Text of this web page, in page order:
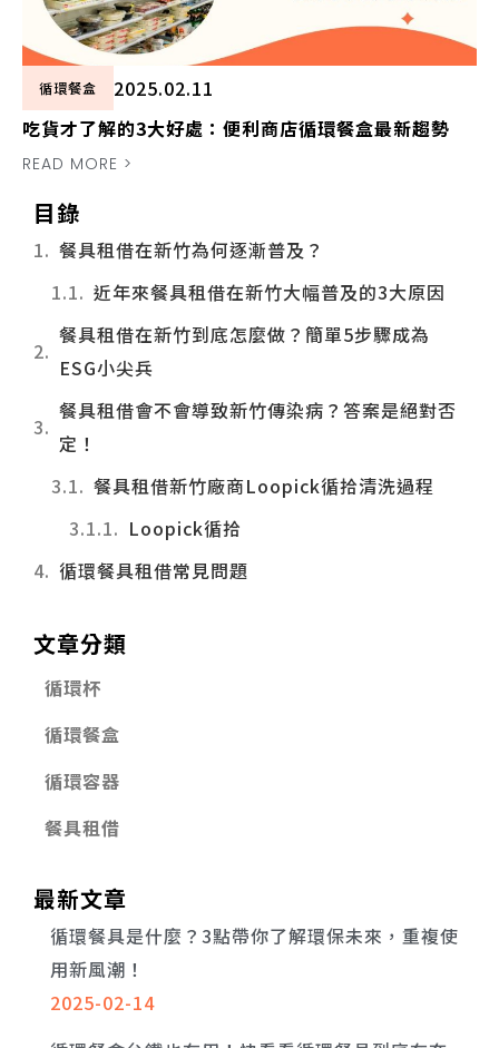
循環餐盒
2025.02.11
吃貨才了解的3大好處：便利商店循環餐盒最新趨勢
READ MORE >
目錄
餐具租借在新竹為何逐漸普及？
近年來餐具租借在新竹大幅普及的3大原因
餐具租借在新竹到底怎麼做？簡單5步驟成為
ESG小尖兵
餐具租借會不會導致新竹傳染病？答案是絕對否
定！
餐具租借新竹廠商Loopick循拾清洗過程
Loopick循拾
循環餐具租借常見問題
文章分類
循環杯
循環餐盒
循環容器
餐具租借
最新文章
循環餐具是什麼？3點帶你了解環保未來，重複使
用新風潮！
2025-02-14